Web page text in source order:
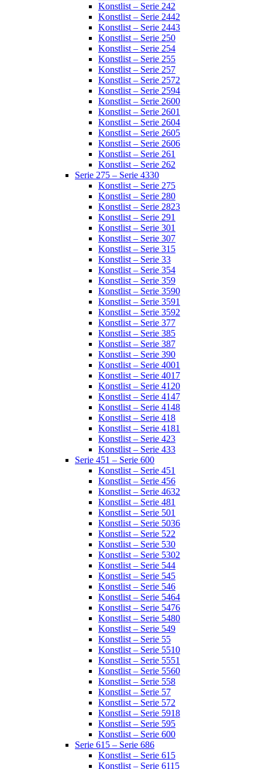
Konstlist – Serie 242
Konstlist – Serie 2442
Konstlist – Serie 2443
Konstlist – Serie 250
Konstlist – Serie 254
Konstlist – Serie 255
Konstlist – Serie 257
Konstlist – Serie 2572
Konstlist – Serie 2594
Konstlist – Serie 2600
Konstlist – Serie 2601
Konstlist – Serie 2604
Konstlist – Serie 2605
Konstlist – Serie 2606
Konstlist – Serie 261
Konstlist – Serie 262
Serie 275 – Serie 4330
Konstlist – Serie 275
Konstlist – Serie 280
Konstlist – Serie 2823
Konstlist – Serie 291
Konstlist – Serie 301
Konstlist – Serie 307
Konstlist – Serie 315
Konstlist – Serie 33
Konstlist – Serie 354
Konstlist – Serie 359
Konstlist – Serie 3590
Konstlist – Serie 3591
Konstlist – Serie 3592
Konstlist – Serie 377
Konstlist – Serie 385
Konstlist – Serie 387
Konstlist – Serie 390
Konstlist – Serie 4001
Konstlist – Serie 4017
Konstlist – Serie 4120
Konstlist – Serie 4147
Konstlist – Serie 4148
Konstlist – Serie 418
Konstlist – Serie 4181
Konstlist – Serie 423
Konstlist – Serie 433
Serie 451 – Serie 600
Konstlist – Serie 451
Konstlist – Serie 456
Konstlist – Serie 4632
Konstlist – Serie 481
Konstlist – Serie 501
Konstlist – Serie 5036
Konstlist – Serie 522
Konstlist – Serie 530
Konstlist – Serie 5302
Konstlist – Serie 544
Konstlist – Serie 545
Konstlist – Serie 546
Konstlist – Serie 5464
Konstlist – Serie 5476
Konstlist – Serie 5480
Konstlist – Serie 549
Konstlist – Serie 55
Konstlist – Serie 5510
Konstlist – Serie 5551
Konstlist – Serie 5560
Konstlist – Serie 558
Konstlist – Serie 57
Konstlist – Serie 572
Konstlist – Serie 5918
Konstlist – Serie 595
Konstlist – Serie 600
Serie 615 – Serie 686
Konstlist – Serie 615
Konstlist – Serie 6115